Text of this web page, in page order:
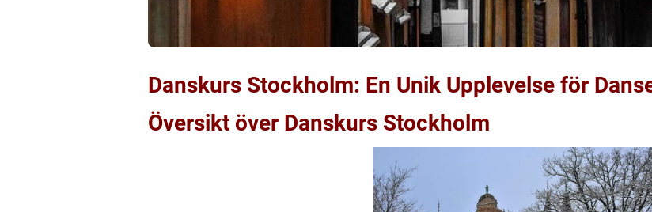
Danskurs Stockholm: En Unik Upplevelse för
Översikt över Danskurs Stockholm